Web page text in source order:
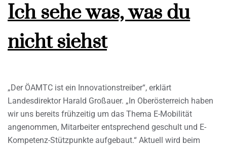
Ich sehe was, was du
nicht siehst
„Der ÖAMTC ist ein Innovationstreiber“, erklärt
Landesdirektor Harald Großauer. „In Oberösterreich haben
wir uns bereits frühzeitig um das Thema E-Mobilität
angenommen, Mitarbeiter entsprechend geschult und E-
Kompetenz-Stützpunkte aufgebaut.“ Aktuell wird beim